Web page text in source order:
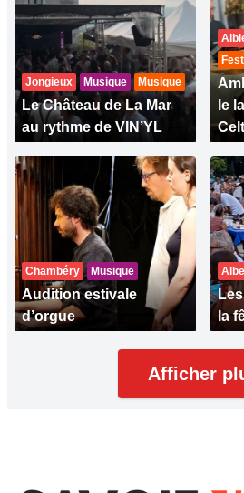
Jongieux Musique Musique
Le Château de La Mar
au rythme de VIN’YL
le
Chambéry Musique
Audition estivale
d’orgue
la
Afficher